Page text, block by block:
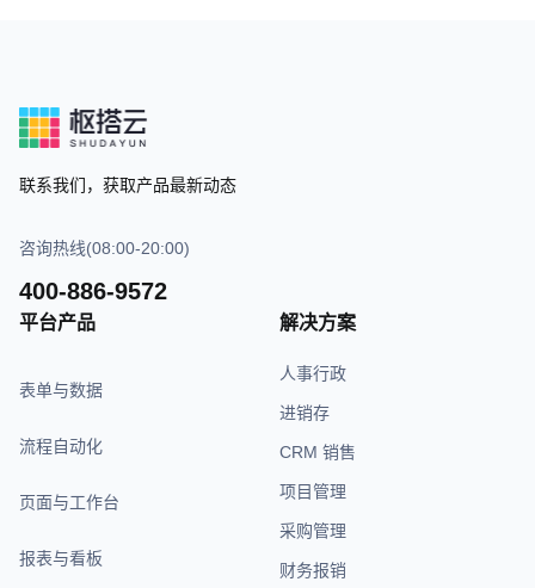
联系我们，获取产品最新动态
咨询热线(08:00-20:00)
400-886-9572
平台产品
表单与数据
流程自动化
页面与工作台
报表与看板
解决方案
人事行政
进销存
CRM 销售
项目管理
采购管理
财务报销